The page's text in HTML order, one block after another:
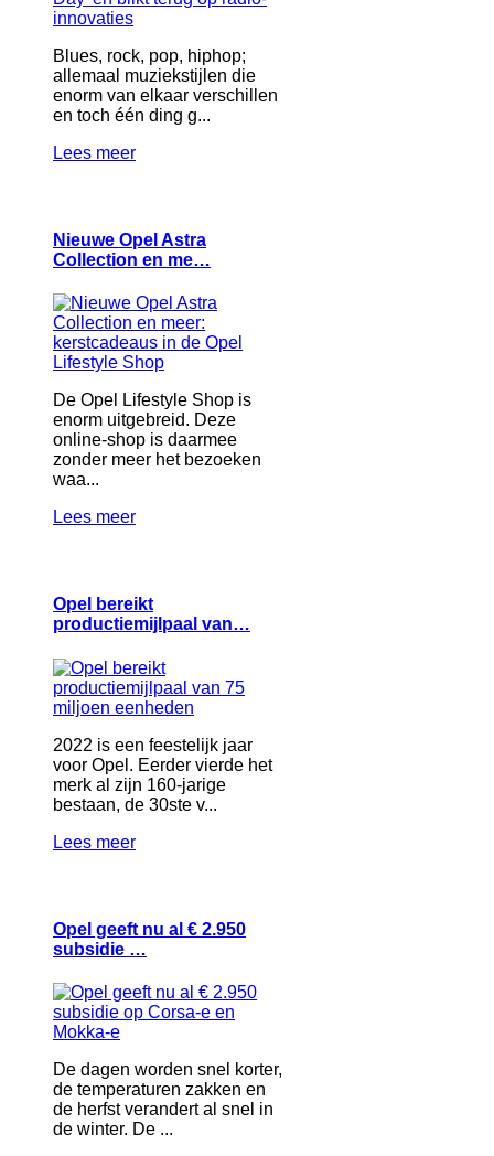
Blues, rock, pop, hiphop;
allemaal muziekstijlen die
enorm van elkaar verschillen
en toch één ding g...
Lees meer
Nieuwe Opel Astra
Collection en me…
De Opel Lifestyle Shop is
enorm uitgebreid. Deze
online-shop is daarmee
zonder meer het bezoeken
waa...
Lees meer
Opel bereikt
productiemijlpaal van…
2022 is een feestelijk jaar
voor Opel. Eerder vierde het
merk al zijn 160-jarige
bestaan, de 30ste v...
Lees meer
Opel geeft nu al € 2.950
subsidie …
De dagen worden snel korter,
de temperaturen zakken en
de herfst verandert al snel in
de winter. De ...